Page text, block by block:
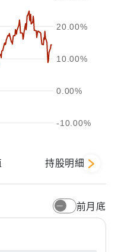
-10.00%
0.00%
10.00%
20.00%
持股明細
前月底